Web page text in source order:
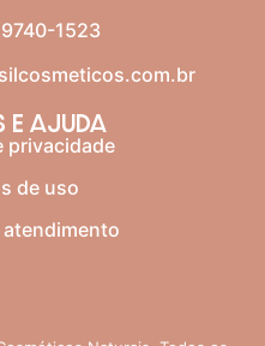
1523
E AJUDA
privacidade
de uso